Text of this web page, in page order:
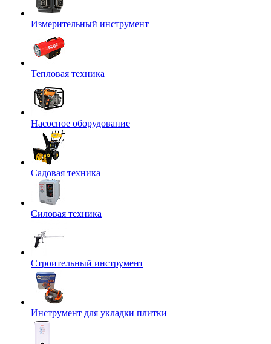
Измерительный инструмент
Тепловая техника
Насосное оборудование
Садовая техника
Силовая техника
Строительный инструмент
Инструмент для укладки плитки